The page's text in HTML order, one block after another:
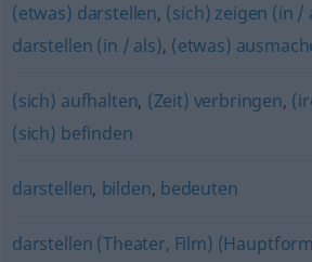
(etwas) darstellen, (sich) zeigen (in /
darstellen (in / als), (etwas)
(sich) aufhalten, (Zeit) verbringen,
(sich) befinden
darstellen, bilden, bedeuten
darstellen (Theater, Film)